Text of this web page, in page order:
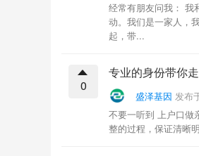
经常有朋友问我： 我
动。我们是一家人，
起，带...
0
专业的身份带你
盛泽基因 发布
不要一听到 上户口做
整的过程，保证清晰